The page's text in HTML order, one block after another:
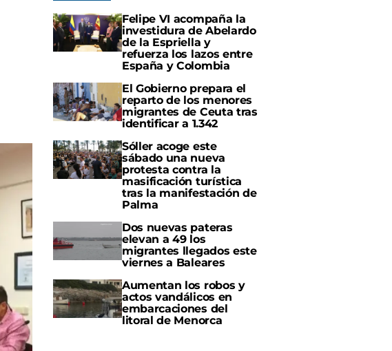
Felipe VI acompaña la
investidura de Abelardo
de la Espriella y
refuerza los lazos entre
España y Colombia
El Gobierno prepara el
reparto de los menores
migrantes de Ceuta tras
identificar a 1.342
Sóller acoge este
sábado una nueva
protesta contra la
masificación turística
tras la manifestación de
Palma
Dos nuevas pateras
elevan a 49 los
migrantes llegados este
viernes a Baleares
Aumentan los robos y
actos vandálicos en
embarcaciones del
litoral de Menorca